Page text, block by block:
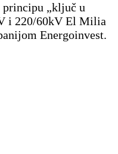
principu „ključ u
i 220/60kV El Milia
Energoinvest.